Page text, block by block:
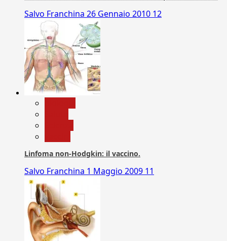
Salvo Franchina 26 Gennaio 2010 12
Linfoma non-Hodgkin: il vaccino.
Salvo Franchina 1 Maggio 2009 11